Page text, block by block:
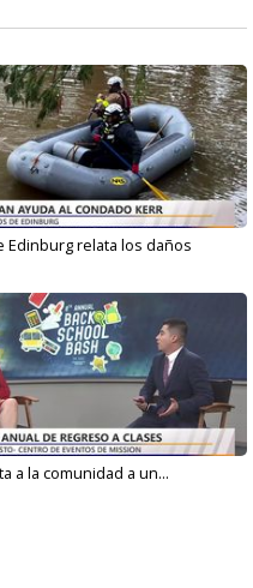
Edinburg relata los daños
a la comunidad a un...